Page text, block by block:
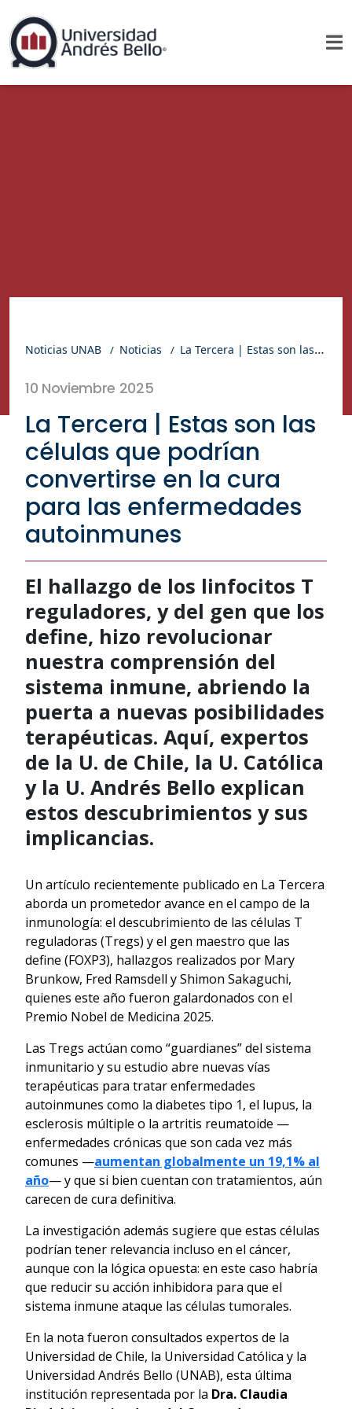
Noticias UNAB Noticias La Tercera | Estas son las células que podrían convertirse en la cura para las enfermedades autoinmunes
10 Noviembre 2025
La Tercera | Estas son las
células que podrían
convertirse en la cura
para las enfermedades
autoinmunes
El hallazgo de los linfocitos T
reguladores, y del gen que los
define, hizo revolucionar
nuestra comprensión del
sistema inmune, abriendo la
puerta a nuevas posibilidades
terapéuticas. Aquí, expertos
de la U. de Chile, la U. Católica
y la U. Andrés Bello explican
estos descubrimientos y sus
implicancias.
Un artículo recientemente publicado en La Tercera
aborda un prometedor avance en el campo de la
inmunología: el descubrimiento de las células T
reguladoras (Tregs) y el gen maestro que las
define (FOXP3), hallazgos realizados por Mary
Brunkow, Fred Ramsdell y Shimon Sakaguchi,
quienes este año fueron galardonados con el
Premio Nobel de Medicina 2025.
Las Tregs actúan como “guardianes” del sistema
inmunitario y su estudio abre nuevas vías
terapéuticas para tratar enfermedades
autoinmunes como la diabetes tipo 1, el lupus, la
esclerosis múltiple o la artritis reumatoide —
enfermedades crónicas que son cada vez más
comunes —aumentan globalmente un 19,1% al
año— y que si bien cuentan con tratamientos, aún
carecen de cura definitiva.
La investigación además sugiere que estas células
podrían tener relevancia incluso en el cáncer,
aunque con la lógica opuesta: en este caso habría
que reducir su acción inhibidora para que el
sistema inmune ataque las células tumorales.
En la nota fueron consultados expertos de la
Universidad de Chile, la Universidad Católica y la
Universidad Andrés Bello (UNAB), esta última
institución representada por la Dra. Claudia